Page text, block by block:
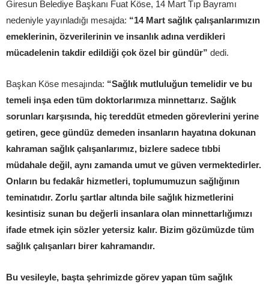
Giresun Belediye Başkanı Fuat Köse, 14 Mart Tıp Bayramı
nedeniyle yayınladığı mesajda: “14 Mart sağlık çalışanlarımızın
emeklerinin, özverilerinin ve insanlık adına verdikleri
mücadelenin takdir edildiği çok özel bir gündür” dedi.
Başkan Köse mesajında: “Sağlık mutluluğun temelidir ve bu
temeli inşa eden tüm doktorlarımıza minnettarız. Sağlık
sorunları karşısında, hiç tereddüt etmeden görevlerini yerine
getiren, gece gündüz demeden insanların hayatına dokunan
kahraman sağlık çalışanlarımız, bizlere sadece tıbbi
müdahale değil, aynı zamanda umut ve güven vermektedirler.
Onların bu fedakâr hizmetleri, toplumumuzun sağlığının
teminatıdır. Zorlu şartlar altında bile sağlık hizmetlerini
kesintisiz sunan bu değerli insanlara olan minnettarlığımızı
ifade etmek için sözler yetersiz kalır. Bizim gözümüzde tüm
sağlık çalışanları birer kahramandır.
Bu vesileyle, başta şehrimizde görev yapan tüm sağlık